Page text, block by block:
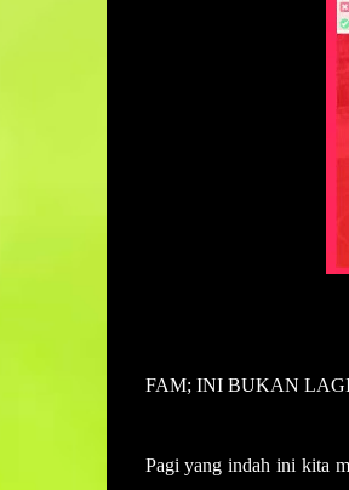
FAM; INI BUKAN
Pagi yang indah ini kita